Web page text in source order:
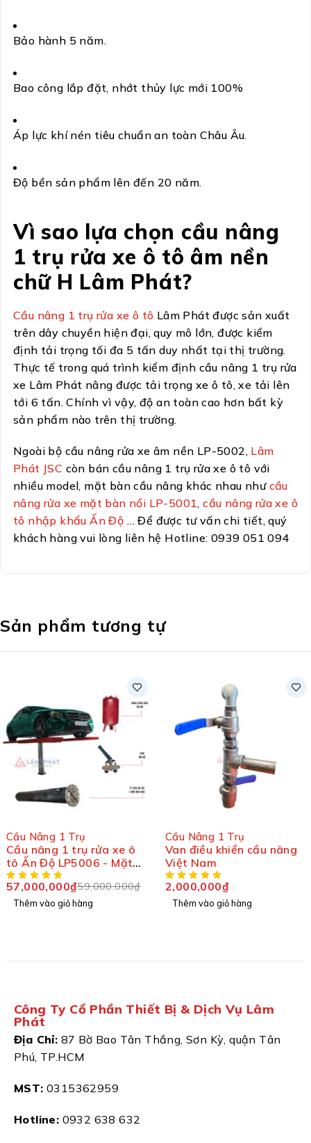
Bảo hành 5 năm.
Bao công lắp đặt, nhớt thủy lực mới 100%
Áp lực khí nén tiêu chuẩn an toàn Châu Âu.
Độ bền sản phẩm lên đến 20 năm.
Vì sao lựa chọn cầu nâng
1 trụ rửa xe ô tô âm nền
chữ H Lâm Phát?
Cầu nâng 1 trụ rửa xe ô tô Lâm Phát được sản xuất
trên dây chuyền hiện đại, quy mô lớn, được kiểm
định tải trọng tối đa 5 tấn duy nhất tại thị trường.
Thực tế trong quá trình kiểm định cầu nâng 1 trụ rửa
xe Lâm Phát nâng được tải trọng xe ô tô, xe tải lên
tới 6 tấn. Chính vì vậy, độ an toàn cao hơn bất kỳ
sản phẩm nào trên thị trường.
Ngoài bộ cầu nâng rửa xe âm nền LP-5002, Lâm
Phát JSC còn bán cầu nâng 1 trụ rửa xe ô tô với
nhiều model, mặt bàn cầu nâng khác nhau như cầu
nâng rửa xe mặt bàn nổi LP-5001,cầu nâng rửa xe ô
tô nhập khẩu Ấn Độ … Để được tư vấn chi tiết, quý
khách hàng vui lòng liên hệ Hotline: 0939 051 094
Sản phẩm tương tự
Cầu Nâng 1 Trụ
Van điều khiển cầu nâng
Việt Nam
2,000,000₫
Thêm vào giỏ hàng
-2%
Cầu Nâng 1 Trụ
Cầu nâng 1 trụ rửa xe ô
tô LP5013 – Mặt bàn
cánh bướm (mẫu mới)
59,000,000
Thêm vào giỏ hàng
Công Ty Cổ Phần Thiết Bị & Dịch Vụ Lâm
Phát
Địa Chỉ: 87 Bờ Bao Tân Thắng, Sơn Kỳ, quận Tân
Phú, TP.HCM
MST: 0315362959
Hotline: 0932 638 632